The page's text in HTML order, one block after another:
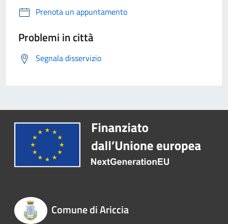
Prenota un appuntamento
Problemi in città
Segnala disservizio
Comune di Ariccia